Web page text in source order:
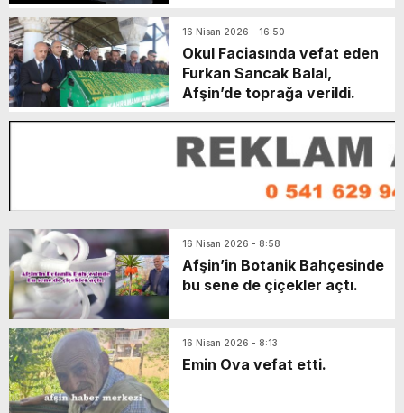
16 Nisan 2026 - 16:50
Okul Faciasında vefat eden
Furkan Sancak Balal,
Afşin’de toprağa verildi.
16 Nisan 2026 - 8:58
Afşin’in Botanik Bahçesinde
bu sene de çiçekler açtı.
16 Nisan 2026 - 8:13
Emin Ova vefat etti.